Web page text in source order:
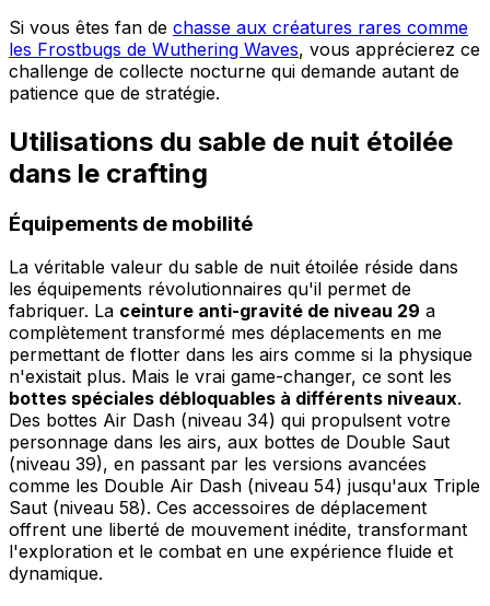
Si vous êtes fan de chasse aux créatures rares comme
les Frostbugs de Wuthering Waves, vous apprécierez ce
challenge de collecte nocturne qui demande autant de
patience que de stratégie.
Utilisations du sable de nuit étoilée
dans le crafting
Équipements de mobilité
La véritable valeur du sable de nuit étoilée réside dans
les équipements révolutionnaires qu'il permet de
fabriquer. La ceinture anti-gravité de niveau 29 a
complètement transformé mes déplacements en me
permettant de flotter dans les airs comme si la physique
n'existait plus. Mais le vrai game-changer, ce sont les
bottes spéciales débloquables à différents niveaux.
Des bottes Air Dash (niveau 34) qui propulsent votre
personnage dans les airs, aux bottes de Double Saut
(niveau 39), en passant par les versions avancées
comme les Double Air Dash (niveau 54) jusqu'aux Triple
Saut (niveau 58). Ces accessoires de déplacement
offrent une liberté de mouvement inédite, transformant
l'exploration et le combat en une expérience fluide et
dynamique.